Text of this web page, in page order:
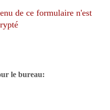
de ce formulaire n'est
le bureau: